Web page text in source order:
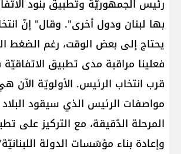
رئيس الجمهوريّة وتطبيق بنود
بها لبنان ودول أخرى". وقال" إنّ
يحتاج إلى بعض الوقت، رغم الضغط
فعلينا مراقبة مدى تطبيق
قرب انتخاب الرئيس. الأولويّة الآن
مواصفات الرئيس الذي سيقود
المرحلة الدّقيقة، مع التركيز على
وإعادة بناء مؤسّسات الدولة